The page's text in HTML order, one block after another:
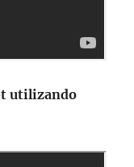
utilizando